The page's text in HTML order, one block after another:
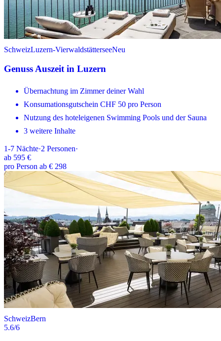
SchweizLuzern-VierwaldstätterseeNeu
Genuss Auszeit in Luzern
Übernachtung im Zimmer deiner Wahl
Konsumationsgutschein CHF 50 pro Person
Nutzung des hoteleigenen Swimming Pools und der Sauna
3 weitere Inhalte
1-7 Nächte·2 Personen·
ab 595 €
pro Person ab € 298
SchweizBern
5.6/6